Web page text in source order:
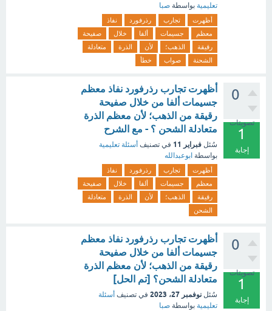
تعليمية بواسطة صبا
أظهرت تجارب رذرفورد
نفاذ
معظم
جسيمات ألفا خلال
صفيحة
رقيقة
الذهب؛ لأن الذرة
متعادلة
الشحنة
صواب خطأ
0
تصويتات
1
إجابة
أظهرت تجارب رذرفورد نفاذ معظم
جسيمات ألفا من خلال صفيحة
رقيقة من الذهب؛ لأن معظم الذرة
متعادلة الشحن ؟ - مع الشرح
سُئل فبراير 11 في تصنيف أسئلة تعليمية
بواسطة ابوعبدالله
أظهرت تجارب رذرفورد
نفاذ
معظم
جسيمات ألفا خلال
صفيحة
رقيقة
الذهب؛ لأن الذرة
متعادلة
الشحن
0
تصويتات
1
إجابة
أظهرت تجارب رذرفورد نفاذ معظم
جسيمات ألفا من خلال صفيحة
رقيقة من الذهب؛ لأن معظم الذرة
متعادلة الشحن؟ [تم الحل]
سُئل نوفمبر 27، 2023 في تصنيف أسئلة
تعليمية بواسطة صبا